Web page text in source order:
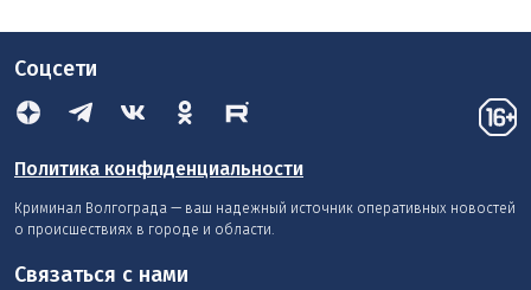
Соцсети
Политика конфиденциальности
Криминал Волгограда — ваш надежный источник оперативных новостей
о происшествиях в городе и области.
Связаться с нами